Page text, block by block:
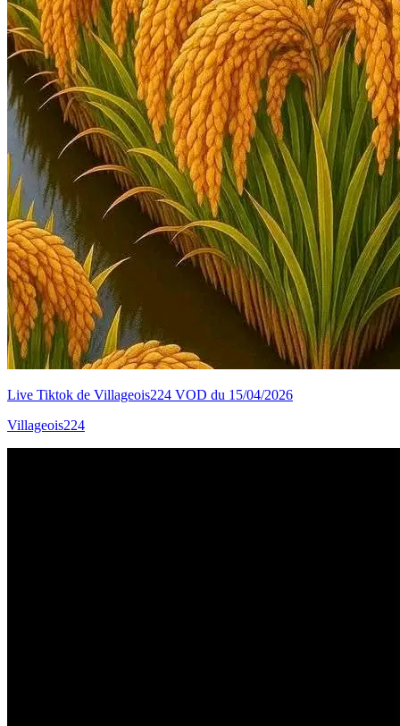
Live Tiktok de Villageois224 VOD du 15/04/2026
Villageois224